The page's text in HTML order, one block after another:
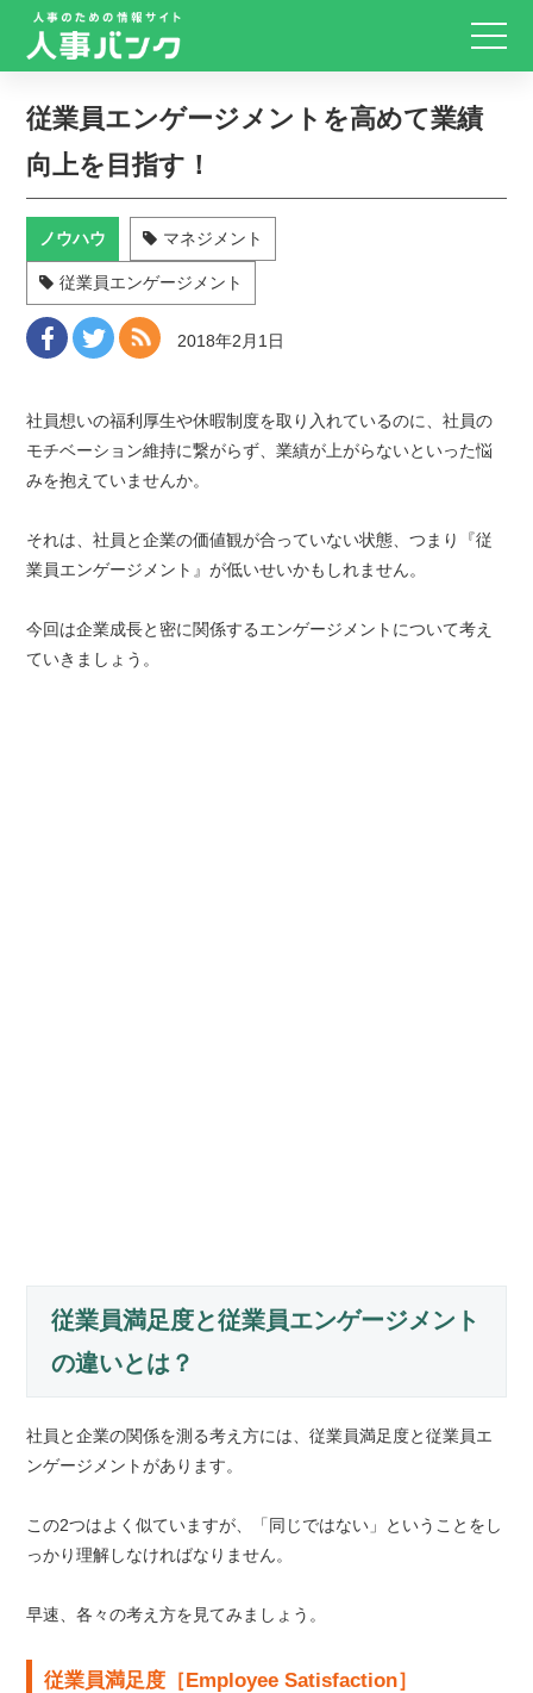
従業員エンゲージメントを高めて業績
向上を目指す！
ノウハウ マネジメント
従業員エンゲージメント
2018年2月1日
社員想いの福利厚生や休暇制度を取り入れているのに、社員の
モチベーション維持に繋がらず、業績が上がらないといった悩
みを抱えていませんか。
それは、社員と企業の価値観が合っていない状態、つまり『従
業員エンゲージメント』が低いせいかもしれません。
今回は企業成長と密に関係するエンゲージメントについて考え
ていきましょう。
従業員満足度と従業員エンゲージメント
の違いとは？
社員と企業の関係を測る考え方には、従業員満足度と従業員エ
ンゲージメントがあります。
この2つはよく似ていますが、「同じではない」ということをし
っかり理解しなければなりません。
早速、各々の考え方を見てみましょう。
従業員満足度［Employee Satisfaction］